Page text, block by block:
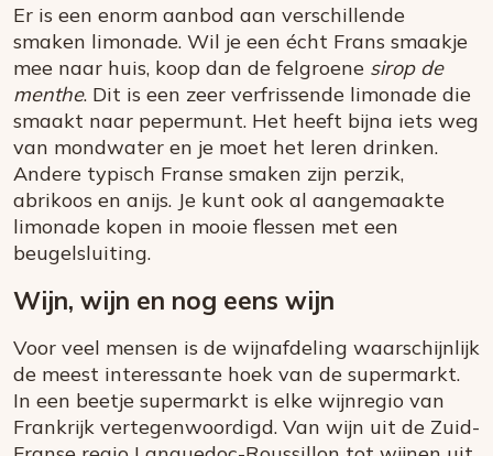
Er is een enorm aanbod aan verschillende
smaken limonade. Wil je een écht Frans smaakje
mee naar huis, koop dan de felgroene sirop de
menthe. Dit is een zeer verfrissende limonade die
smaakt naar pepermunt. Het heeft bijna iets weg
van mondwater en je moet het leren drinken.
Andere typisch Franse smaken zijn perzik,
abrikoos en anijs. Je kunt ook al aangemaakte
limonade kopen in mooie flessen met een
beugelsluiting.
Wijn, wijn en nog eens wijn
Voor veel mensen is de wijnafdeling waarschijnlijk
de meest interessante hoek van de supermarkt.
In een beetje supermarkt is elke wijnregio van
Frankrijk vertegenwoordigd. Van wijn uit de Zuid-